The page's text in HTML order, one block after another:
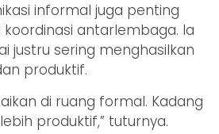
informal juga penting
antarlembaga. Ia
justru sering menghasilkan
produktif.
di ruang formal. Kadang
produktif,” tuturnya.